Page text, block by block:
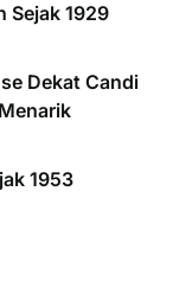
Sejak 1929
Dekat Candi
1953